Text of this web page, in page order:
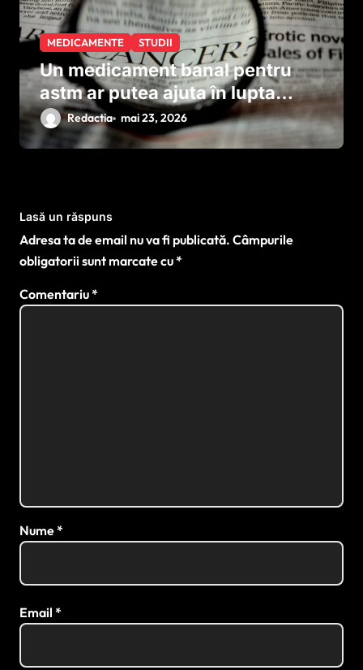
MEDICAMENTE STUDII
Un medicament banal pentru
astm ar putea ajuta în lupta
împotriva cancerului agresiv
Redactia mai 23, 2026
Lasă un răspuns
Adresa ta de email nu va fi publicată. Câmpurile
obligatorii sunt marcate cu*
Comentariu*
Nume*
Email *